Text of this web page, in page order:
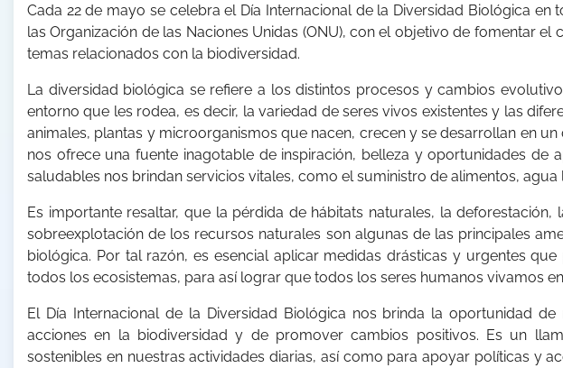
Cada 22 de mayo se celebra el Día Internacional de la Diversidad Biológica
las Organización de las Naciones Unidas (ONU), con el objetivo de fomentar
temas relacionados con la biodiversidad.
La diversidad biológica se refiere a los distintos procesos y cambios
entorno que les rodea, es decir, la variedad de seres vivos existentes y las
animales, plantas y microorganismos que nacen, crecen y se desarrollan en
nos ofrece una fuente inagotable de inspiración, belleza y oportunidades de
saludables nos brindan servicios vitales, como el suministro de alimentos, agua
Es importante resaltar, que la pérdida de hábitats naturales, la
sobreexplotación de los recursos naturales son algunas de las principales
biológica. Por tal razón, es esencial aplicar medidas drásticas y urgentes
todos los ecosistemas, para así lograr que todos los seres humanos vivamos
El Día Internacional de la Diversidad Biológica nos brinda la oportunidad
acciones en la biodiversidad y de promover cambios positivos. Es un
sostenibles en nuestras actividades diarias, así como para apoyar políticas y